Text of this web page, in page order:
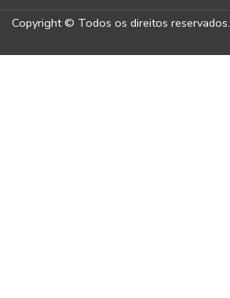
Copyright © Todos os direitos reservados.